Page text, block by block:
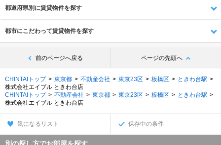
都道府県別に賃貸物件を探す
都市にこだわって賃貸物件を探す
前のページへ戻る ページの先頭へ
CHINTAIトップ 東京都 不動産会社 東京23区 板橋区
ときわ台駅
株式会社エイブル ときわ台店
CHINTAIトップ
不動産会社 東京都 東京23区 板橋区
ときわ台駅
株式会社エイブル ときわ台店
気になるリスト 保存中の条件